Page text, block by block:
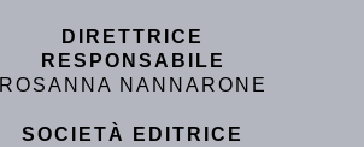
DIRETTRICE
RESPONSABILE
ROSANNA NANNARONE
SOCIETÀ EDITRICE